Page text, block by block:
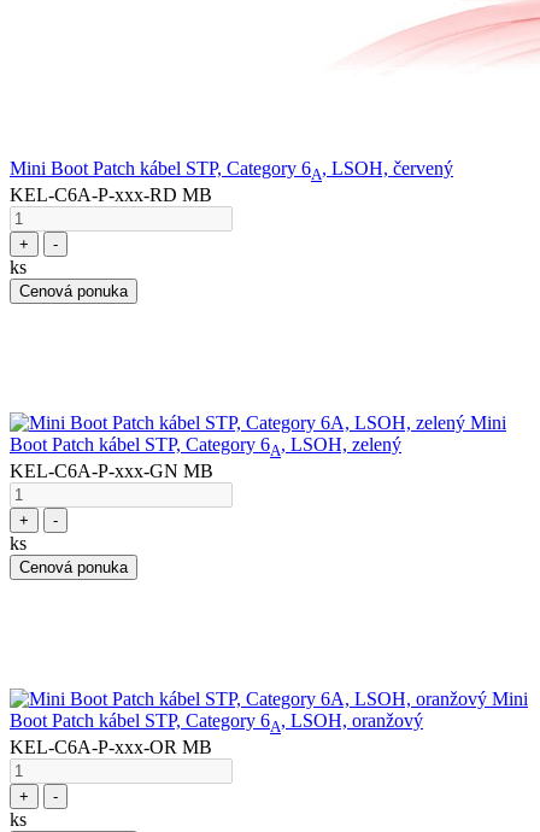
Mini Boot Patch kábel STP, Category 6A, LSOH, červený
KEL-C6A-P-xxx-RD MB
+ -
ks
Cenová ponuka
Mini
Boot Patch kábel STP, Category 6A, LSOH, zelený
KEL-C6A-P-xxx-GN MB
+ -
ks
Cenová ponuka
Mini
Boot Patch kábel STP, Category 6A, LSOH, oranžový
KEL-C6A-P-xxx-OR MB
+ -
ks